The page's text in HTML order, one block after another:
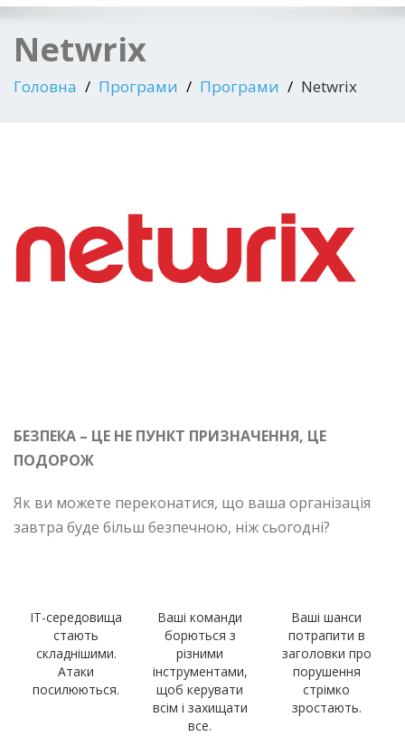
Netwrix
Головна Програми Програми Netwrix
БЕЗПЕКА – ЦЕ НЕ ПУНКТ ПРИЗНАЧЕННЯ, ЦЕ
ПОДОРОЖ
Як ви можете переконатися, що ваша організація
завтра буде більш безпечною, ніж сьогодні?
ІТ-середовища
стають
складнішими.
Атаки
посилюються.
Ваші команди
борються з
різними
інструментами,
щоб керувати
всім і захищати
все.
Ваші шанси
потрапити в
заголовки про
порушення
стрімко
зростають.